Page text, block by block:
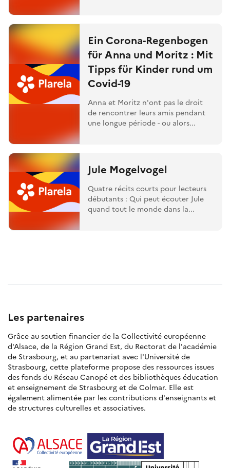
Ein Corona-Regenbogen
für Anna und Moritz : Mit
Tipps für Kinder rund um
Covid-19
Anna et Moritz n'ont pas le droit
de rencontrer leurs amis pendant
une longue période - ou alors...
Jule Mogelvogel
Quatre récits courts pour lecteurs
débutants : Qui peut écouter Jule
quand tout le monde dans la...
Les partenaires
Grâce au soutien financier de la Collectivité européenne
d'Alsace, de la Région Grand Est, du Rectorat de l'académie
de Strasbourg, et au partenariat avec l'Université de
Strasbourg, cette plateforme propose des ressources issues
des fonds du Réseau Canopé et des bibliothèques éducation
et enseignement de Strasbourg et de Colmar. Elle est
également alimentée par les contributions d'enseignants et
de structures culturelles et associatives.